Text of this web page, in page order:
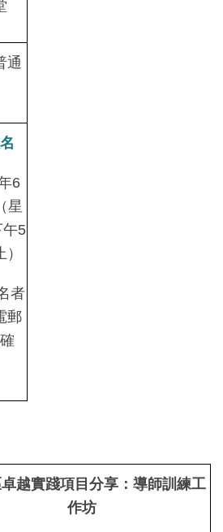
通
6
星
午5
者
郵
越實踐項目分享：導師訓練工
作坊